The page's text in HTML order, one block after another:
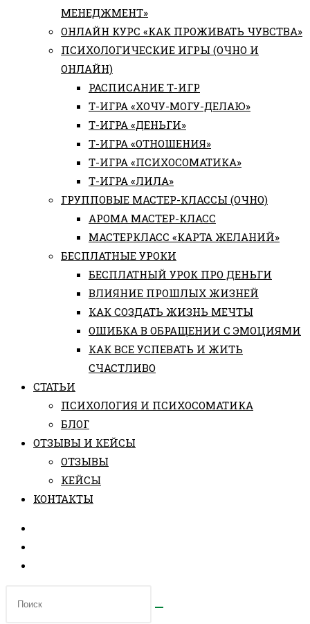
МЕНЕДЖМЕНТ»
ОНЛАЙН КУРС «КАК ПРОЖИВАТЬ ЧУВСТВА»
ПСИХОЛОГИЧЕСКИЕ ИГРЫ (ОЧНО И
ОНЛАЙН)
РАСПИСАНИЕ Т-ИГР
Т-ИГРА «ХОЧУ-МОГУ-ДЕЛАЮ»
Т-ИГРА «ДЕНЬГИ»
Т-ИГРА «ОТНОШЕНИЯ»
Т-ИГРА «ПСИХОСОМАТИКА»
Т-ИГРА «ЛИЛА»
ГРУППОВЫЕ МАСТЕР-КЛАССЫ (ОЧНО)
АРОМА МАСТЕР-КЛАСС
МАСТЕРКЛАСС «КАРТА ЖЕЛАНИЙ»
БЕСПЛАТНЫЕ УРОКИ
БЕСПЛАТНЫЙ УРОК ПРО ДЕНЬГИ
ВЛИЯНИЕ ПРОШЛЫХ ЖИЗНЕЙ
КАК СОЗДАТЬ ЖИЗНЬ МЕЧТЫ
ОШИБКА В ОБРАЩЕНИИ С ЭМОЦИЯМИ
КАК ВСЕ УСПЕВАТЬ И ЖИТЬ
СЧАСТЛИВО
СТАТЬИ
ПCИХОЛОГИЯ И ПСИХОСОМАТИКА
БЛОГ
ОТЗЫВЫ И КЕЙСЫ
ОТЗЫВЫ
КЕЙСЫ
КОНТАКТЫ